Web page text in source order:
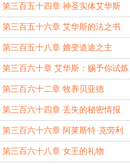
第三百五十四章 神圣实体艾华斯
第三百五十六章 艾华斯的法之书
第三百五十八章 嬗变道途之主
第三百六十章 艾华斯：赐予你试炼
吧
第三百六十二章 牧养贝亚德
第三百六十四章 丢失的秘密情报
第三百六十六章 阿莱斯特·克劳利
诞生了
第三百六十八章 女王的礼物